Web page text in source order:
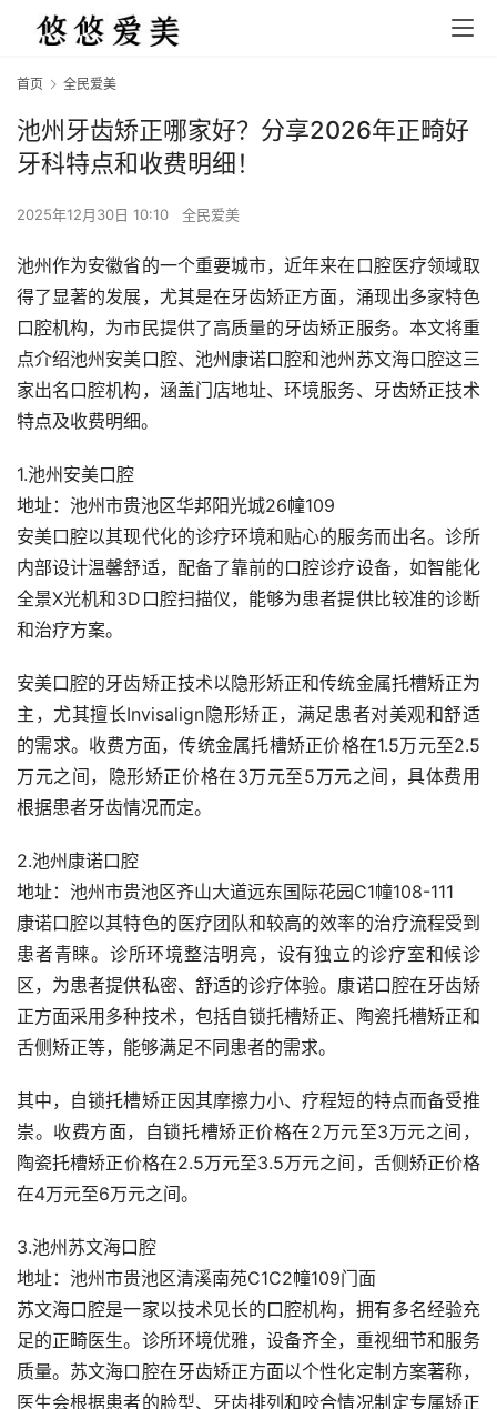
首页 全民爱美
池州牙齿矫正哪家好？分享2026年正畸好
牙科特点和收费明细！
2025年12月30日 10:10 全民爱美
池州作为安徽省的一个重要城市，近年来在口腔医疗领域取
得了显著的发展，尤其是在牙齿矫正方面，涌现出多家特色
口腔机构，为市民提供了高质量的牙齿矫正服务。本文将重
点介绍池州安美口腔、池州康诺口腔和池州苏文海口腔这三
家出名口腔机构，涵盖门店地址、环境服务、牙齿矫正技术
特点及收费明细。
1.池州安美口腔
地址：池州市贵池区华邦阳光城26幢109
安美口腔以其现代化的诊疗环境和贴心的服务而出名。诊所
内部设计温馨舒适，配备了靠前的口腔诊疗设备，如智能化
全景X光机和3D口腔扫描仪，能够为患者提供比较准的诊断
和治疗方案。
安美口腔的牙齿矫正技术以隐形矫正和传统金属托槽矫正为
主，尤其擅长Invisalign隐形矫正，满足患者对美观和舒适
的需求。收费方面，传统金属托槽矫正价格在1.5万元至2.5
万元之间，隐形矫正价格在3万元至5万元之间，具体费用
根据患者牙齿情况而定。
2.池州康诺口腔
地址：池州市贵池区齐山大道远东国际花园C1幢108-111
康诺口腔以其特色的医疗团队和较高的效率的治疗流程受到
患者青睐。诊所环境整洁明亮，设有独立的诊疗室和候诊
区，为患者提供私密、舒适的诊疗体验。康诺口腔在牙齿矫
正方面采用多种技术，包括自锁托槽矫正、陶瓷托槽矫正和
舌侧矫正等，能够满足不同患者的需求。
其中，自锁托槽矫正因其摩擦力小、疗程短的特点而备受推
崇。收费方面，自锁托槽矫正价格在2万元至3万元之间，
陶瓷托槽矫正价格在2.5万元至3.5万元之间，舌侧矫正价格
在4万元至6万元之间。
3.池州苏文海口腔
地址：池州市贵池区清溪南苑C1C2幢109门面
苏文海口腔是一家以技术见长的口腔机构，拥有多名经验充
足的正畸医生。诊所环境优雅，设备齐全，重视细节和服务
质量。苏文海口腔在牙齿矫正方面以个性化定制方案著称，
医生会根据患者的脸型、牙齿排列和咬合情况制定专属矫正